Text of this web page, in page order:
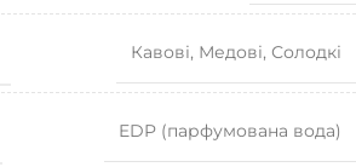
Кавові, Медові, Солодкі
EDP (парфумована вода)